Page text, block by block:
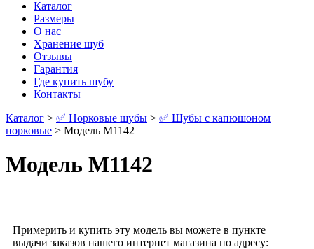
Каталог
Размеры
О нас
Хранение шуб
Отзывы
Гарантия
Где купить шубу
Контакты
Каталог > ✅ Норковые шубы > ✅ Шубы с капюшоном
норковые > Модель М1142
Модель М1142
Примерить и купить эту модель вы можете в пункте
выдачи заказов нашего интернет магазина по адресу: